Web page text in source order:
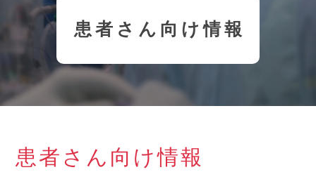
患者さん向け情報
患者さん向け情報
診療科・部門
地域医療連携室